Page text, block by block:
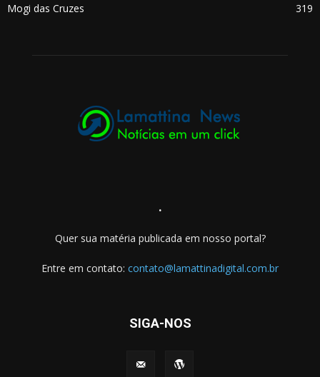
Mogi das Cruzes
319
.
Quer sua matéria publicada em nosso portal?
Entre em contato: contato@lamattinadigital.com.br
SIGA-NOS